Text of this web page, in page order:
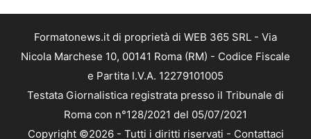
Formatonews.it di proprietà di WEB 365 SRL - Via
Nicola Marchese 10, 00141 Roma (RM) - Codice Fiscale
e Partita I.V.A. 12279101005
Testata Giornalistica registrata presso il Tribunale di
Roma con n°128/2021 del 05/07/2021
Copyright ©2026 - Tutti i diritti riservati - Contattaci